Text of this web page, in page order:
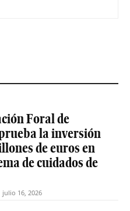
Foral de
la inversión
de euros en
de cuidados de
julio 16, 2026